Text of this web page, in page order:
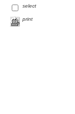
select
print